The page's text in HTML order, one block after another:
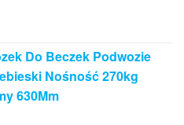
Do Beczek Podwozie
Nośność 270kg
630Mm